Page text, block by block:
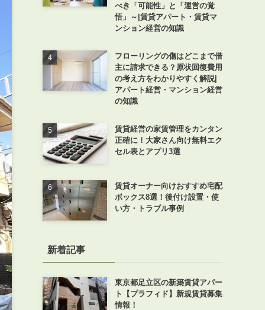
べき「可能性」と「運営の覚
悟」～|賃貸アパート・賃貸マ
ンション経営の知識
フローリングの傷はどこまで借
主に請求できる？原状回復費用
の考え方をわかりやすく解説|
アパート経営・マンション経営
の知識
賃貸経営の家賃管理をカンタン
正確に！大家さん向け無料エク
セル表とアプリ3選
賃貸オーナー向けおすすめ宅配
ボックス8選！後付け設置・使
い方・トラブル事例
新着記事
東京都足立区の新築賃貸アパー
ト【プラフィド】新規賃貸募集
情報！